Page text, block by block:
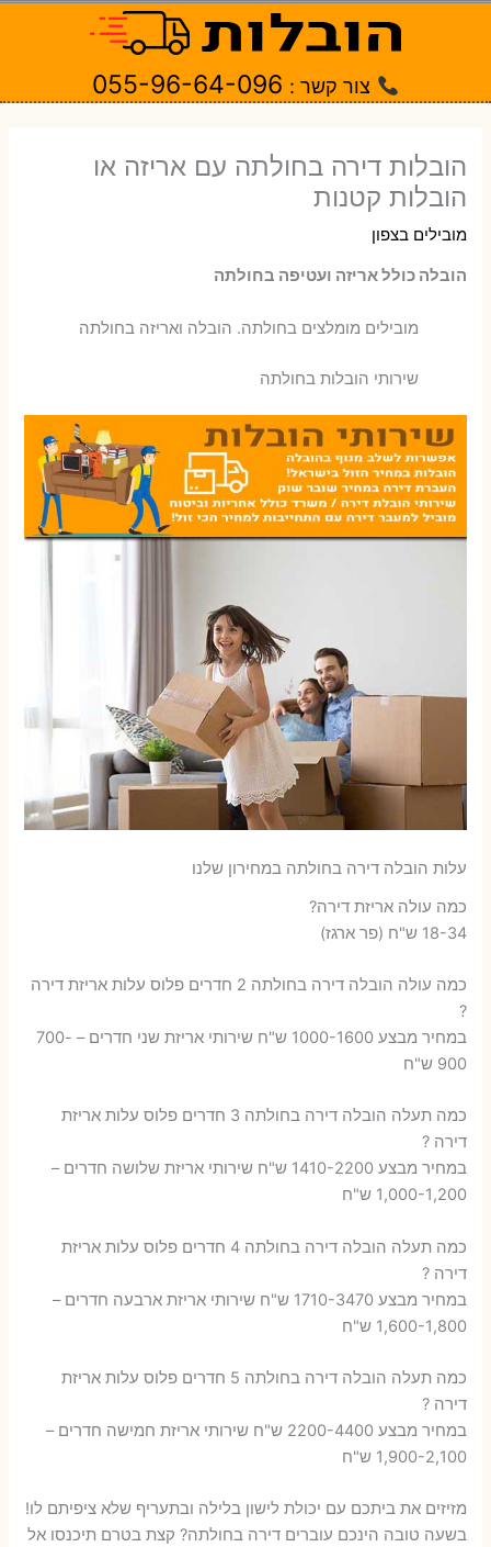
צור קשר : 055-96-64-096
הובלות דירה בחולתה עם אריזה או
הובלות קטנות
מובילים בצפון
הובלה כולל אריזה ועטיפה בחולתה
‫מובילים מומלצים בחולתה. הובלה ואריזה בחולתה
שירותי הובלות בחולתה
עלות הובלה דירה בחולתה במחירון שלנו
כמה עולה אריזת דירה​?
18-34 ש"ח (פר ארגז)
כמה עולה הובלה דירה בחולתה 2 חדרים פלוס עלות אריזת דירה
?
במחיר מבצע 1000-1600 ש"ח שירותי אריזת שני חדרים – 700-
900 ש"ח
כמה תעלה הובלה דירה בחולתה 3 חדרים פלוס עלות אריזת
דירה ?
במחיר מבצע 1410-2200 ש"ח שירותי אריזת שלושה חדרים –
1,000-1,200 ש"ח
כמה תעלה הובלה דירה בחולתה 4 חדרים פלוס עלות אריזת
דירה ?
במחיר מבצע 1710-3470 ש"ח שירותי אריזת ארבעה חדרים –
1,600-1,800 ש"ח
כמה תעלה הובלה דירה בחולתה 5 חדרים פלוס עלות אריזת
דירה ?
במחיר מבצע 2200-4400 ש"ח שירותי אריזת חמישה חדרים –
1,900-2,100 ש"ח
מזיזים את ביתכם עם יכולת לישון בלילה ובתעריף שלא ציפיתם לו!
בשעה טובה הינכם עוברים דירה בחולתה? קצת בטרם תיכנסו אל